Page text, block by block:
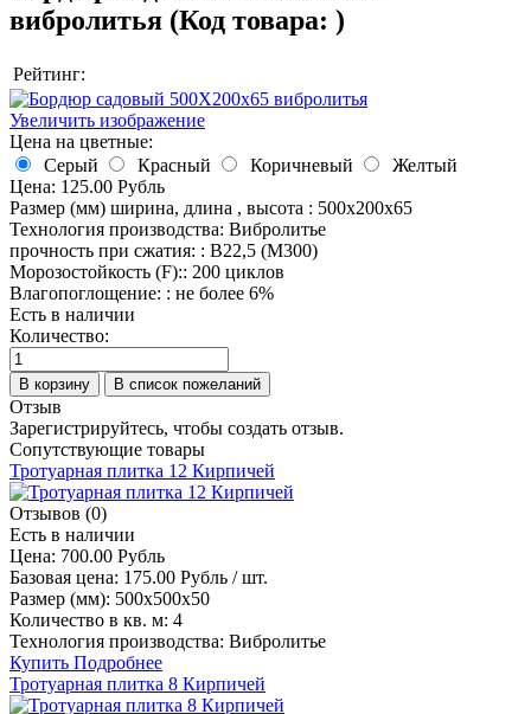
вибролитья (Код товара: )
Рейтинг:
Увеличить изображение
Цена на цветные:
Серый
Красный Коричневый
Желтый
Цена: 125.00 Рубль
Размер (мм) ширина, длина , высота : 500х200х65
Технология производства: Вибролитье
прочность при сжатия: : В22,5 (М300)
Морозостойкость (F):: 200 циклов
Влагопоглощение: : не более 6%
Есть в наличии
Количество:
Отзыв
Зарегистрируйтесь, чтобы создать отзыв.
Сопутствующие товары
Тротуарная плитка 12 Кирпичей
Отзывов (0)
Есть в наличии
Цена: 700.00 Рубль
Базовая цена: 175.00 Рубль / шт.
Размер (мм): 500х500х50
Количество в кв. м: 4
Технология производства: Вибролитье
Купить Подробнее
Тротуарная плитка 8 Кирпичей